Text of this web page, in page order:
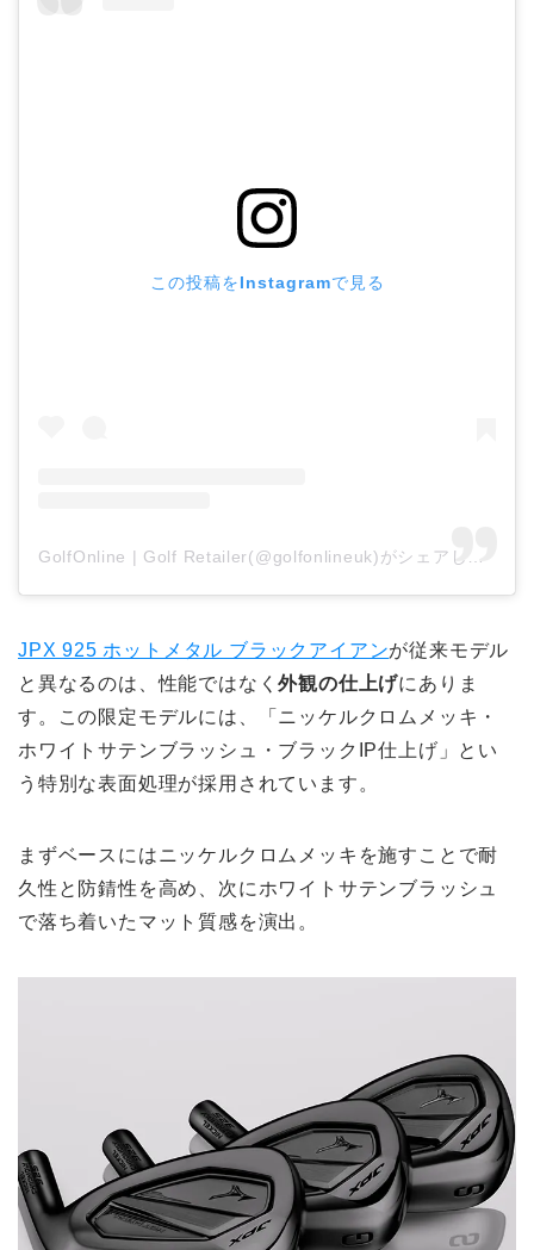
この投稿をInstagramで見る
GolfOnline | Golf Retailer(@golfonlineuk)がシェアした投稿
JPX 925 ホットメタル ブラックアイアンが従来モデル
と異なるのは、性能ではなく外観の仕上げにありま
す。この限定モデルには、「ニッケルクロムメッキ・
ホワイトサテンブラッシュ・ブラックIP仕上げ」とい
う特別な表面処理が採用されています。
まずベースにはニッケルクロムメッキを施すことで耐
久性と防錆性を高め、次にホワイトサテンブラッシュ
で落ち着いたマット質感を演出。